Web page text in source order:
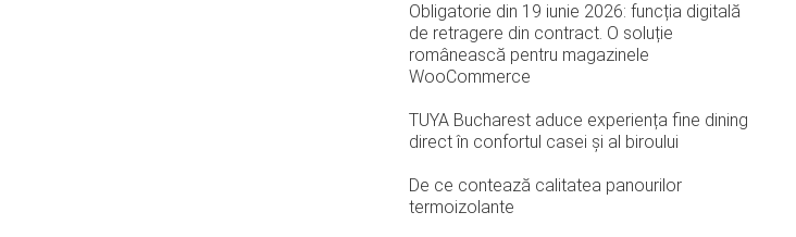
Obligatorie din 19 iunie 2026: funcția digitală
de retragere din contract. O soluție
românească pentru magazinele
WooCommerce
TUYA Bucharest aduce experiența fine dining
direct în confortul casei și al biroului
De ce contează calitatea panourilor
termoizolante